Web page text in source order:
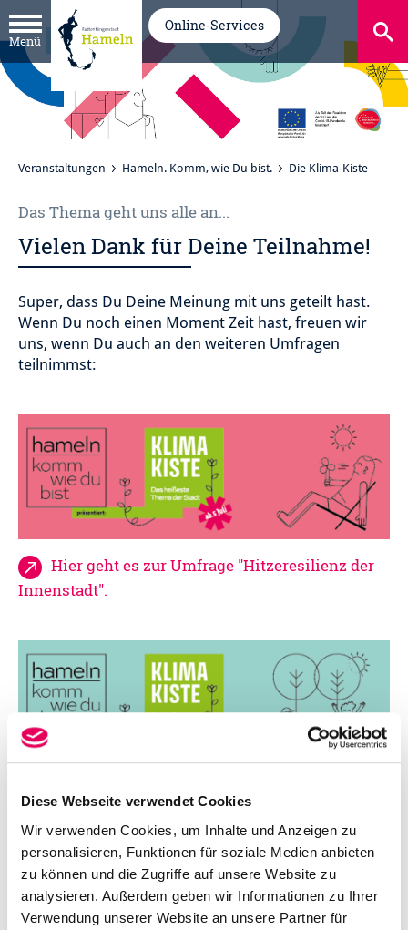
Diese Webseite verwendet Cookies
Wir verwenden Cookies, um Inhalte und Anzeigen zu
personalisieren, Funktionen für soziale Medien anbieten
zu können und die Zugriffe auf unsere Website zu
analysieren. Außerdem geben wir Informationen zu Ihrer
Verwendung unserer Website an unsere Partner für
Menü
Online-Services
Veranstaltungen Hameln. Komm, wie Du bist. Die Klima-Kiste
Das Thema geht uns alle an...
Vielen Dank für Deine Teilnahme!
Super, dass Du Deine Meinung mit uns geteilt hast.
Wenn Du noch einen Moment Zeit hast, freuen wir
uns, wenn Du auch an den weiteren Umfragen
teilnimmst:
Hier geht es zur Umfrage "Hitzeresilienz der
Innenstadt".
Hier geht es zur Umfrage "Grün in der